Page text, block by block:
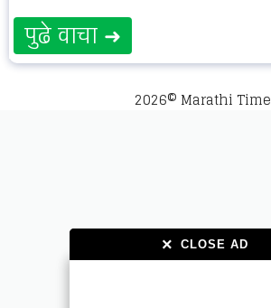
× CLOSE AD
× CLOSE AD
पुढे वाचा ➜
2026© Marathi Time